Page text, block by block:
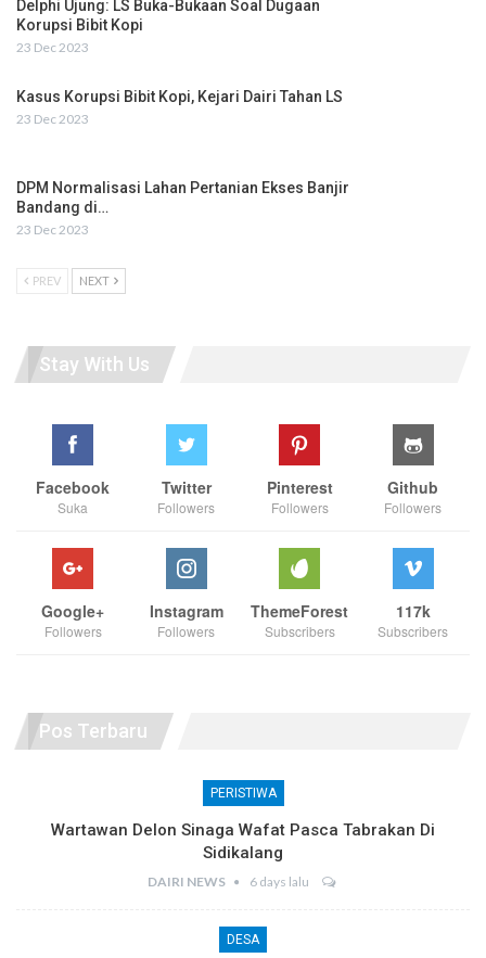
Delphi Ujung: LS Buka-Bukaan Soal Dugaan
Korupsi Bibit Kopi
23 Dec 2023
Kasus Korupsi Bibit Kopi, Kejari Dairi Tahan LS
23 Dec 2023
DPM Normalisasi Lahan Pertanian Ekses Banjir
Bandang di…
23 Dec 2023
PREV NEXT
Stay With Us
Facebook
Suka
Twitter
Followers
Pinterest
Followers
Github
Followers
Google+
Followers
Instagram
Followers
ThemeForest
Subscribers
117k
Subscribers
Pos Terbaru
PERISTIWA
Wartawan Delon Sinaga Wafat Pasca Tabrakan Di
Sidikalang
DAIRI NEWS 6 days lalu
DESA